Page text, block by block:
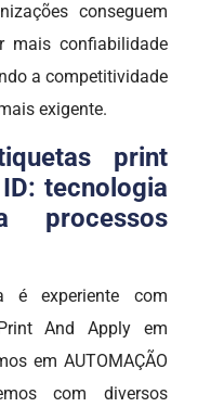
conseguem
mais confiabilidade
a competitividade
exigente.
print
tecnologia
processos
é experiente com
And Apply em
em AUTOMAÇÃO
com diversos